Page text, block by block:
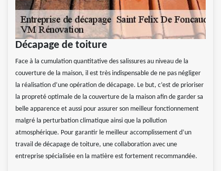
Décapage de toiture
Face à la cumulation quantitative des salissures au niveau de la
couverture de la maison, il est très indispensable de ne pas négliger
la réalisation d’une opération de décapage. Le but, c’est de prioriser
la propreté optimale de la couverture de la maison afin de garder sa
belle apparence et aussi pour assurer son meilleur fonctionnement
malgré la perturbation climatique ainsi que la pollution
atmosphérique. Pour garantir le meilleur accomplissement d’un
travail de décapage de toiture, une collaboration avec une
entreprise spécialisée en la matière est fortement recommandée.